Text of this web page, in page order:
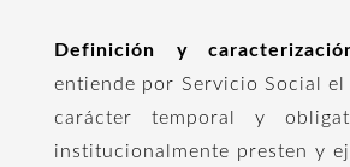
Definición y
entiende por Servicio Social
carácter temporal y
institucionalmente presten y